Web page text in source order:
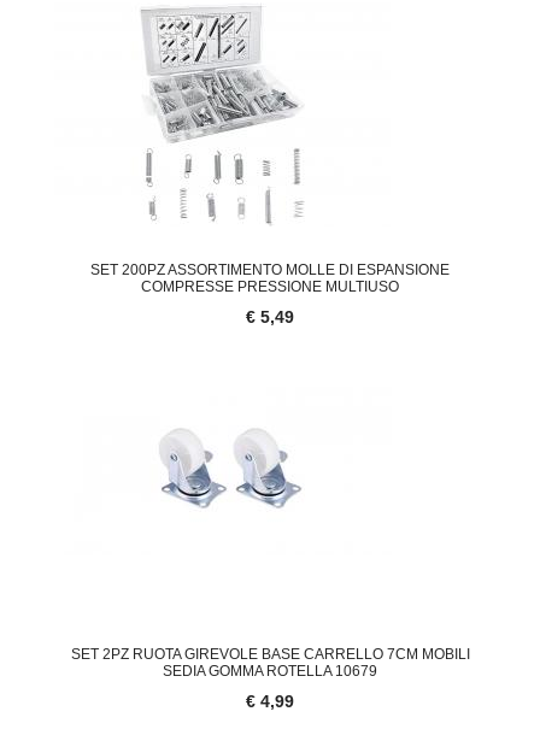
SET 200PZ ASSORTIMENTO MOLLE DI ESPANSIONE
COMPRESSE PRESSIONE MULTIUSO
€ 5,49
SET 2PZ RUOTA GIREVOLE BASE CARRELLO 7CM MOBILI
SEDIA GOMMA ROTELLA 10679
€ 4,99